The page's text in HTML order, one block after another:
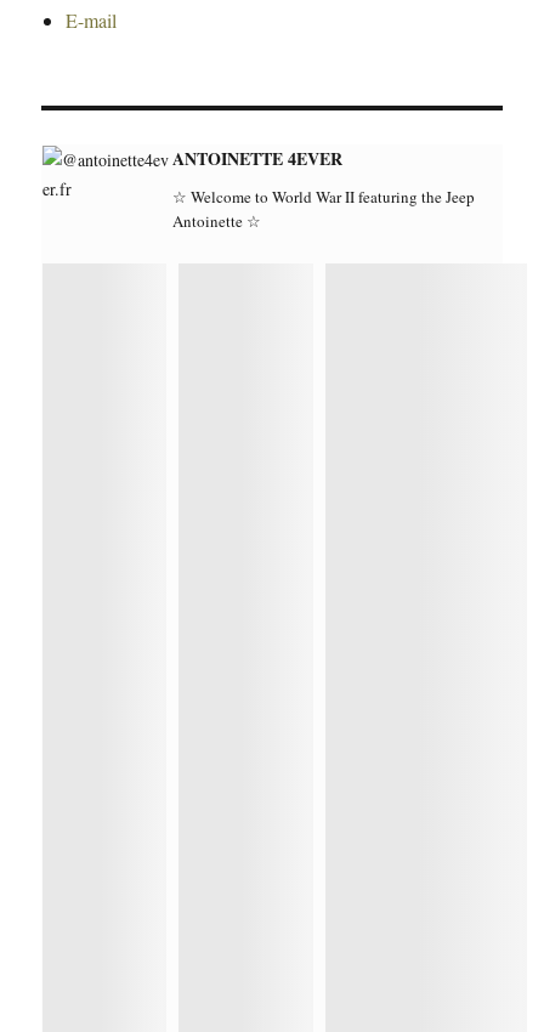
E-mail
ANTOINETTE 4EVER
☆ Welcome to World War II featuring the Jeep
Antoinette ☆